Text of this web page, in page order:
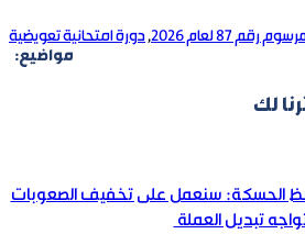
رقم 87 لعام 2026 ,دورة امتحانية تعويضية
مواضيع:
لك
الحسكة: سنعمل على تخفيف الصعوبات
تبديل العملة